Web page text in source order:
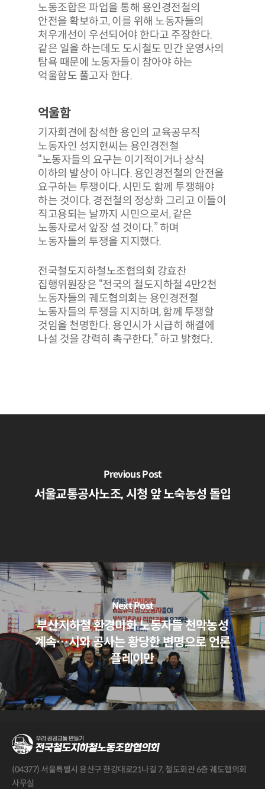
노동조합은 파업을 통해 용인경전철의
안전을 확보하고, 이를 위해 노동자들의
처우개선이 우선되어야 한다고 주장한다.
같은 일을 하는데도 도시철도 민간 운영사의
탐욕 때문에 노동자들이 참아야 하는
억울함도 풀고자 한다.
억울함
기자회견에 참석한 용인의 교육공무직
노동자인 성지현씨는 용인경전철
“노동자들의 요구는 이기적이거나 상식
이하의 발상이 아니다. 용인경전철의 안전을
요구하는 투쟁이다. 시민도 함께 투쟁해야
하는 것이다. 경전철의 정상화 그리고 이들이
직고용되는 날까지 시민으로서, 같은
노동자로서 앞장 설 것이다.” 하며
노동자들의 투쟁을 지지했다.
전국철도지하철노조협의회 강효찬
집행위원장은 “전국의 철도지하철 4만2천
노동자들의 궤도협의회는 용인경전철
노동자들의 투쟁을 지지하며, 함께 투쟁할
것임을 천명한다. 용인시가 시급히 해결에
나설 것을 강력히 촉구한다.” 하고 밝혔다.
Previous Post
서울교통공사노조, 시청 앞 노숙농성 돌입
Next Post
부산지하철 환경미화 노동자들 천막농성
계속…시와 공사는 황당한 변명으로 언론
플레이만
(04377) 서울특별시 용산구 한강대로21나길 7, 철도회관 6층 궤도협의회
사무실